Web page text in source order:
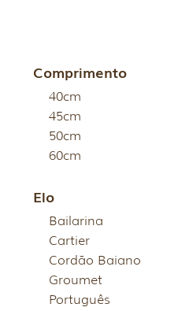
Comprimento
40cm
45cm
50cm
60cm
Elo
Bailarina
Cartier
Cordão Baiano
Groumet
Português